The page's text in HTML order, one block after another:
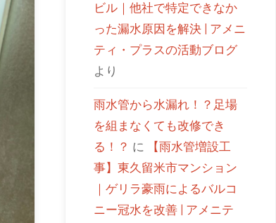
ビル｜他社で特定できなか
った漏水原因を解決 | アメニ
ティ・プラスの活動ブログ
より
雨水管から水漏れ！？足場
を組まなくても改修でき
る！？ に
【雨水管増設工
事】東久留米市マンション
｜ゲリラ豪雨によるバルコ
ニー冠水を改善 | アメニテ